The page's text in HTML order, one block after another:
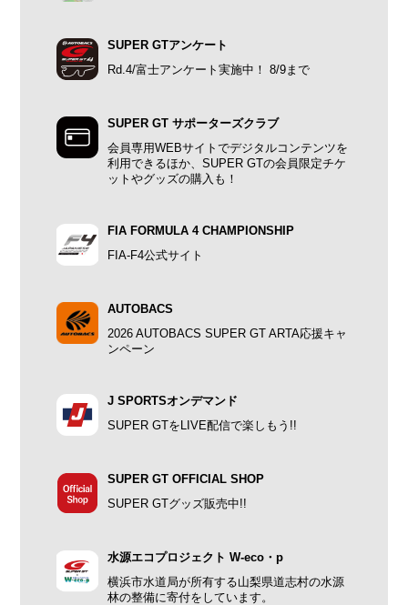
SUPER GTアンケート
Rd.4/富士アンケート実施中！ 8/9まで
SUPER GT サポーターズクラブ
会員専用WEBサイトでデジタルコンテンツを
利用できるほか、SUPER GTの会員限定チケ
ットやグッズの購入も！
FIA FORMULA 4 CHAMPIONSHIP
FIA-F4公式サイト
AUTOBACS
2026 AUTOBACS SUPER GT ARTA応援キャ
ンペーン
J SPORTSオンデマンド
SUPER GTをLIVE配信で楽しもう!!
SUPER GT OFFICIAL SHOP
SUPER GTグッズ販売中!!
水源エコプロジェクト W-eco・p
横浜市水道局が所有する山梨県道志村の水源
林の整備に寄付をしています。